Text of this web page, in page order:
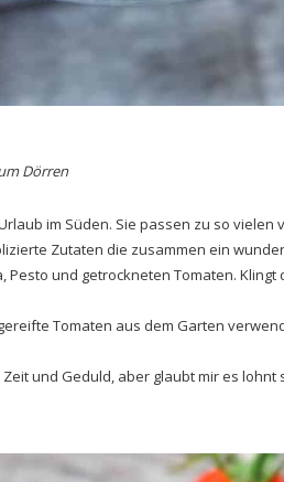
Dörren
im Süden. Sie passen zu so vielen
Zutaten die zusammen ein
Pesto und getrockneten Tomaten.
Tomaten aus dem Garten
und Geduld, aber glaubt mir es lohnt